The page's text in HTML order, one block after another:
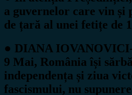
a guvernelor care vin și
de țară al unei fetițe de
● DIANA
9 Mai, România își
independența și ziua
fascismului, nu